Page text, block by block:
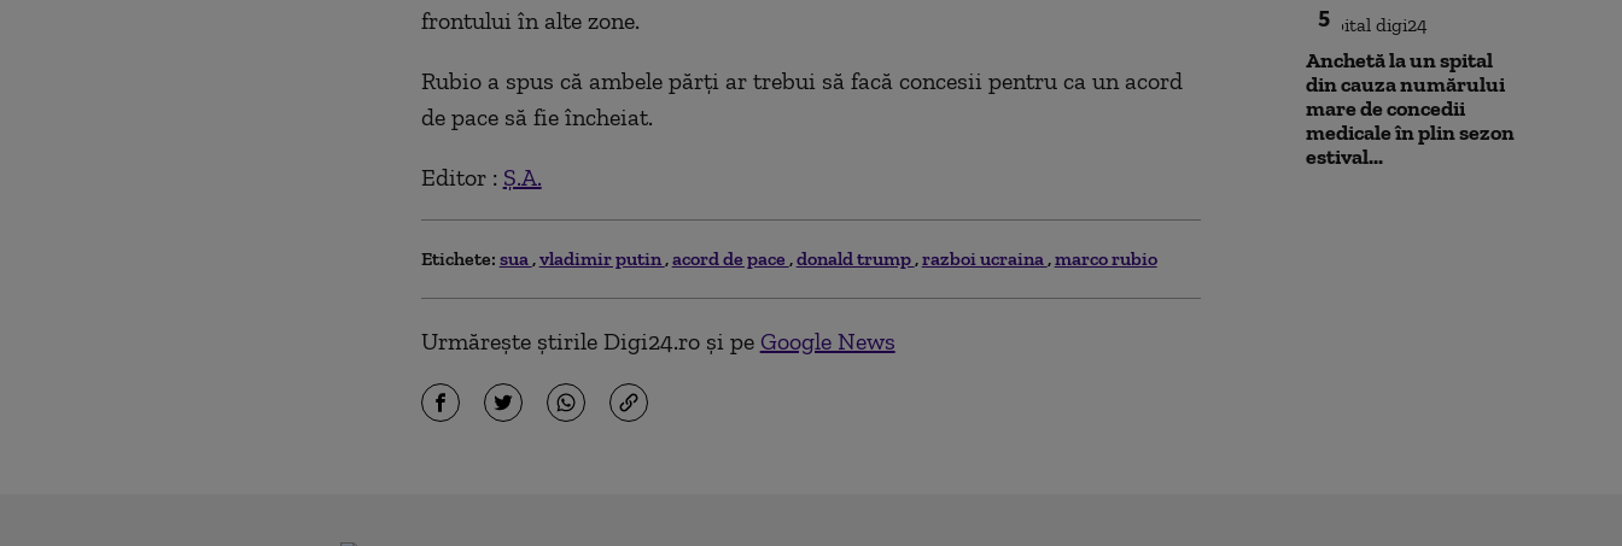
frontului în alte zone.
Rubio a spus că ambele părți ar trebui să facă concesii pentru ca un acord
de pace să fie încheiat.
Editor : Ș.A.
Etichete: sua vladimir putin acord de pace donald trump razboi ucraina marco rubio
Urmărește știrile Digi24.ro și pe Google News
5
Anchetă la un spital
din cauza numărului
mare de concedii
medicale în plin sezon
estival...